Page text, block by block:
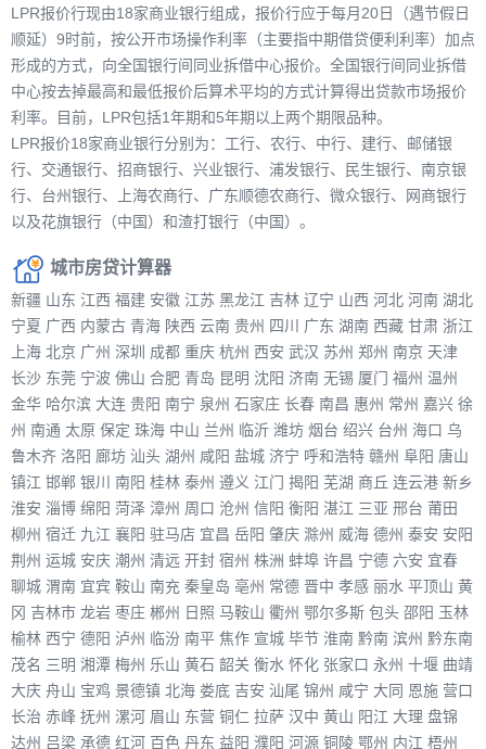
LPR报价行现由18家商业银行组成，报价行应于每月20日（遇节假日
顺延）9时前，按公开市场操作利率（主要指中期借贷便利利率）加点
形成的方式，向全国银行间同业拆借中心报价。全国银行间同业拆借
中心按去掉最高和最低报价后算术平均的方式计算得出贷款市场报价
利率。目前，LPR包括1年期和5年期以上两个期限品种。
LPR报价18家商业银行分别为：工行、农行、中行、建行、邮储银
行、交通银行、招商银行、兴业银行、浦发银行、民生银行、南京银
行、台州银行、上海农商行、广东顺德农商行、微众银行、网商银行
以及花旗银行（中国）和渣打银行（中国）。
城市房贷计算器
新疆 山东 江西 福建 安徽 江苏 黑龙江 吉林 辽宁 山西 河北 河南 湖北
宁夏 广西 内蒙古 青海 陕西 云南 贵州 四川 广东 湖南 西藏 甘肃 浙江
上海 北京 广州 深圳 成都 重庆 杭州 西安 武汉 苏州 郑州 南京 天津
长沙 东莞 宁波 佛山 合肥 青岛 昆明 沈阳 济南 无锡 厦门 福州 温州
金华 哈尔滨 大连 贵阳 南宁 泉州 石家庄 长春 南昌 惠州 常州 嘉兴 徐
州 南通 太原 保定 珠海 中山 兰州 临沂 潍坊 烟台 绍兴 台州 海口 乌
鲁木齐 洛阳 廊坊 汕头 湖州 咸阳 盐城 济宁 呼和浩特 赣州 阜阳 唐山
镇江 邯郸 银川 南阳 桂林 泰州 遵义 江门 揭阳 芜湖 商丘 连云港 新乡
淮安 淄博 绵阳 菏泽 漳州 周口 沧州 信阳 衡阳 湛江 三亚 邢台 莆田
柳州 宿迁 九江 襄阳 驻马店 宜昌 岳阳 肇庆 滁州 威海 德州 泰安 安阳
荆州 运城 安庆 潮州 清远 开封 宿州 株洲 蚌埠 许昌 宁德 六安 宜春
聊城 渭南 宜宾 鞍山 南充 秦皇岛 亳州 常德 晋中 孝感 丽水 平顶山 黄
冈 吉林市 龙岩 枣庄 郴州 日照 马鞍山 衢州 鄂尔多斯 包头 邵阳 玉林
榆林 西宁 德阳 泸州 临汾 南平 焦作 宣城 毕节 淮南 黔南 滨州 黔东南
茂名 三明 湘潭 梅州 乐山 黄石 韶关 衡水 怀化 张家口 永州 十堰 曲靖
大庆 舟山 宝鸡 景德镇 北海 娄底 吉安 汕尾 锦州 咸宁 大同 恩施 营口
长治 赤峰 抚州 漯河 眉山 东营 铜仁 拉萨 汉中 黄山 阳江 大理 盘锦
达州 吕梁 承德 红河 百色 丹东 益阳 濮阳 河源 铜陵 鄂州 内江 梧州